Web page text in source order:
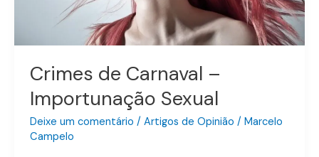
Crimes de Carnaval –
Importunação Sexual
Deixe um comentário / Artigos de Opinião / Marcelo
Campelo